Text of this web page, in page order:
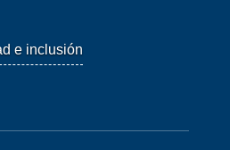
e inclusión